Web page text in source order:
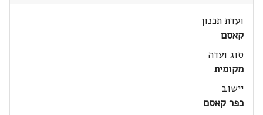
ועדת תכנון
קאסם
סוג ועדה
מקומית
יישוב
כפר קאסם